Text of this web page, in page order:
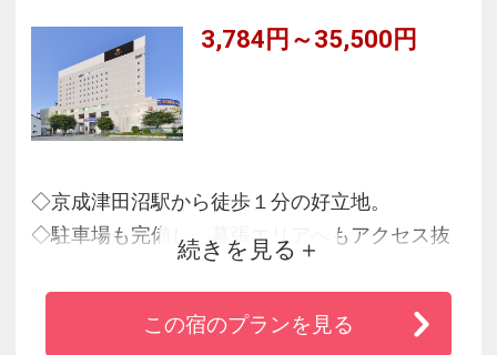
3,784円～35,500円
◇京成津田沼駅から徒歩１分の好立地。
◇駐車場も完備し、幕張エリアへもアクセス抜
◇地上１０Ｆの会場で提供する朝食は千葉県の
特産品をふんだんに使用した和洋バイキングで
続きを見る
この宿のプランを見る